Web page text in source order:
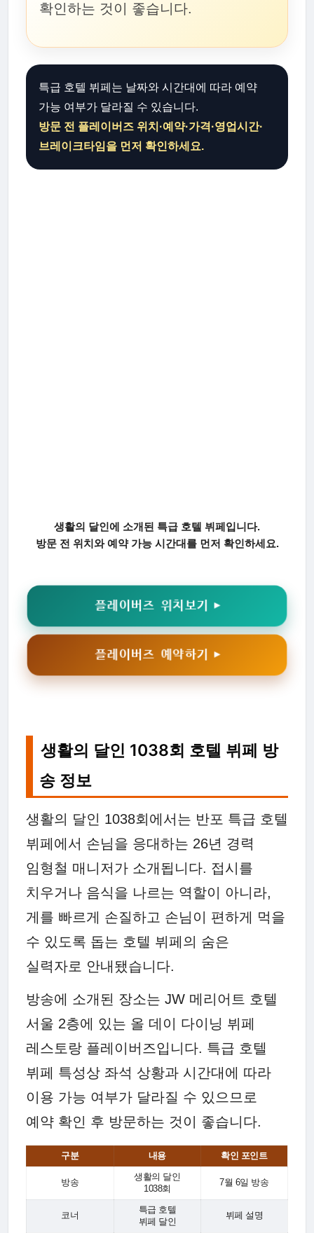
확인하는 것이 좋습니다.
특급 호텔 뷔페는 날짜와 시간대에 따라 예약
가능 여부가 달라질 수 있습니다.
방문 전 플레이버즈 위치·예약·가격·영업시간·
브레이크타임을 먼저 확인하세요.
생활의 달인에 소개된 특급 호텔 뷔페입니다.
방문 전 위치와 예약 가능 시간대를 먼저 확인하세요.
플레이버즈 위치보기 ▶
플레이버즈 예약하기 ▶
생활의 달인 1038회 호텔 뷔페 방
송 정보
생활의 달인 1038회에서는 반포 특급 호텔
뷔페에서 손님을 응대하는 26년 경력
임형철 매니저가 소개됩니다. 접시를
치우거나 음식을 나르는 역할이 아니라,
게를 빠르게 손질하고 손님이 편하게 먹을
수 있도록 돕는 호텔 뷔페의 숨은
실력자로 안내됐습니다.
방송에 소개된 장소는 JW 메리어트 호텔
서울 2층에 있는 올 데이 다이닝 뷔페
레스토랑 플레이버즈입니다. 특급 호텔
뷔페 특성상 좌석 상황과 시간대에 따라
이용 가능 여부가 달라질 수 있으므로
예약 확인 후 방문하는 것이 좋습니다.
구분 내용 확인 포인트
방송
생활의 달인
1038회
7월 6일 방송
코너
특급 호텔
뷔페 달인
뷔페 설명